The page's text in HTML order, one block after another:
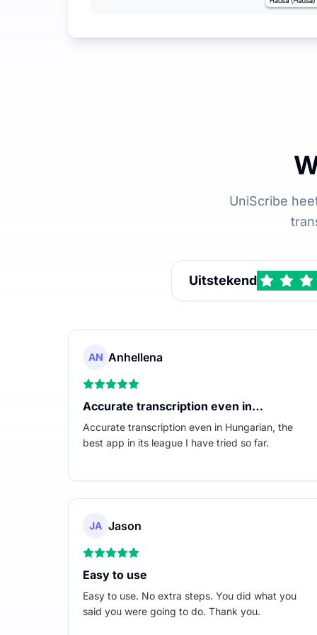
UniScribe
Uitstekend
AN Anhellena
Accurate transcription even in…
Accurate transcription even in Hungarian, the
best app in its league I have tried so far.
JA Jason
Easy to use
Easy to use. No extra steps. You did what you
said you were going to do. Thank you.